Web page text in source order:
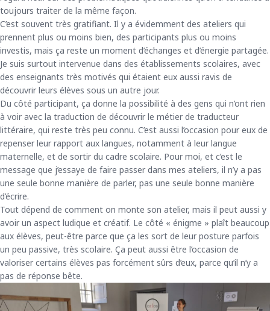
toujours traiter de la même façon.
C’est souvent très gratifiant. Il y a évidemment des ateliers qui
prennent plus ou moins bien, des participants plus ou moins
investis, mais ça reste un moment d’échanges et d’énergie partagée.
Je suis surtout intervenue dans des établissements scolaires, avec
des enseignants très motivés qui étaient eux aussi ravis de
découvrir leurs élèves sous un autre jour.
Du côté participant, ça donne la possibilité à des gens qui n’ont rien
à voir avec la traduction de découvrir le métier de traducteur
littéraire, qui reste très peu connu. C’est aussi l’occasion pour eux de
repenser leur rapport aux langues, notamment à leur langue
maternelle, et de sortir du cadre scolaire. Pour moi, et c’est le
message que j’essaye de faire passer dans mes ateliers, il n’y a pas
une seule bonne manière de parler, pas une seule bonne manière
d’écrire.
Tout dépend de comment on monte son atelier, mais il peut aussi y
avoir un aspect ludique et créatif. Le côté « énigme » plaît beaucoup
aux élèves, peut-être parce que ça les sort de leur posture parfois
un peu passive, très scolaire. Ça peut aussi être l’occasion de
valoriser certains élèves pas forcément sûrs d’eux, parce qu’il n’y a
pas de réponse bête.